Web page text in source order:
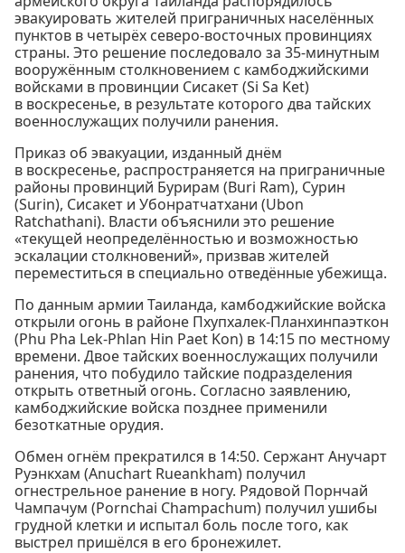
эвакуировать жителей приграничных населённых
пунктов в четырёх северо-восточных провинциях
страны. Это решение последовало за 35-минутным
вооружённым столкновением с камбоджийскими
войсками в провинции Сисакет (Si Sa Ket)
в воскресенье, в результате которого два тайских
военнослужащих получили ранения.
Приказ об эвакуации, изданный днём
в воскресенье, распространяется на приграничные
районы провинций Бурирам (Buri Ram), Сурин
(Surin), Сисакет и Убонратчатхани (Ubon
Ratchathani). Власти объяснили это решение
«текущей неопределённостью и возможностью
эскалации столкновений», призвав жителей
переместиться в специально отведённые убежища.
По данным армии Таиланда, камбоджийские войска
открыли огонь в районе Пхупхалек-Планхинпаэткон
(Phu Pha Lek-Phlan Hin Paet Kon) в 14:15 по местному
времени. Двое тайских военнослужащих получили
ранения, что побудило тайские подразделения
открыть ответный огонь. Согласно заявлению,
камбоджийские войска позднее применили
безоткатные орудия.
Обмен огнём прекратился в 14:50. Сержант Анучарт
Руэнкхам (Anuchart Rueankham) получил
огнестрельное ранение в ногу. Рядовой Порнчай
Чампачум (Pornchai Champachum) получил ушибы
грудной клетки и испытал боль после того, как
выстрел пришёлся в его бронежилет.